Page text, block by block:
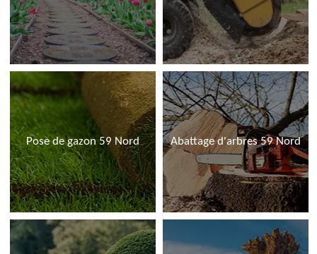
Pose de gazon 59 Nord Abattage d'arbres 59 Nord